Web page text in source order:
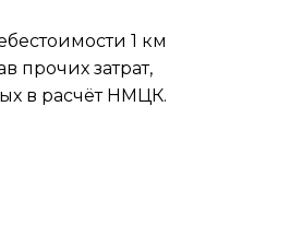
1 км
прочих затрат,
в расчёт НМЦК.